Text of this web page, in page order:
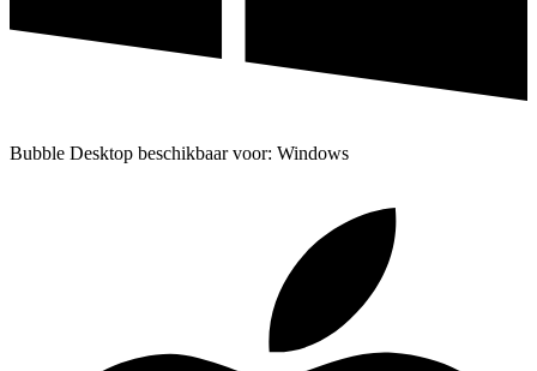
Bubble Desktop beschikbaar voor: Windows